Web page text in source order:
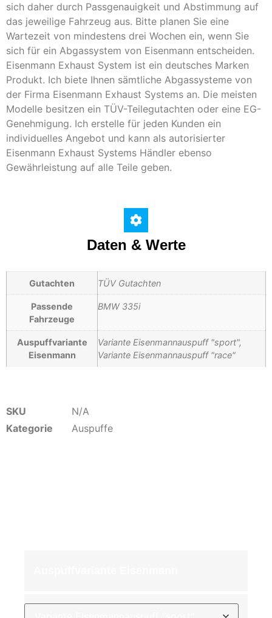
sich daher durch Passgenauigkeit und Abstimmung auf
das jeweilige Fahrzeug aus. Bitte planen Sie eine
Wartezeit von mindestens drei Wochen ein, wenn Sie
sich für ein Abgassystem von Eisenmann entscheiden.
Eisenmann Exhaust System ist ein deutsches Marken
Produkt. Ich biete Ihnen sämtliche Abgassysteme von
der Firma Eisenmann Exhaust Systems an. Die meisten
Modelle besitzen ein TÜV-Teilegutachten oder eine EG-
Genehmigung. Ich erstelle für jeden Kunden ein
individuelles Angebot und kann als autorisierter
Eisenmann Exhaust Systems Händler ebenso
Gewährleistung auf alle Teile geben.
Daten & Werte
Gutachten TÜV Gutachten
Passende
Fahrzeuge
BMW 335i
Auspuffvariante
Eisenmann
Variante Eisenmannauspuff "sport",
Variante Eisenmannauspuff "race"
SKU
N/A
Kategorie
Auspuffe